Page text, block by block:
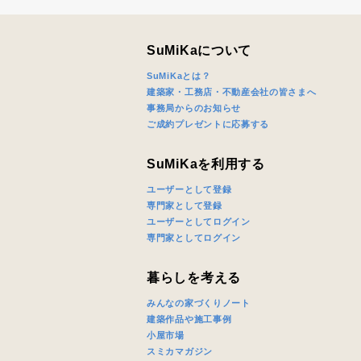
SuMiKaについて
SuMiKaとは？
建築家・工務店・不動産会社の皆さまへ
事務局からのお知らせ
ご成約プレゼントに応募する
SuMiKaを利用する
ユーザーとして登録
専門家として登録
ユーザーとしてログイン
専門家としてログイン
暮らしを考える
みんなの家づくりノート
建築作品や施工事例
小屋市場
スミカマガジン